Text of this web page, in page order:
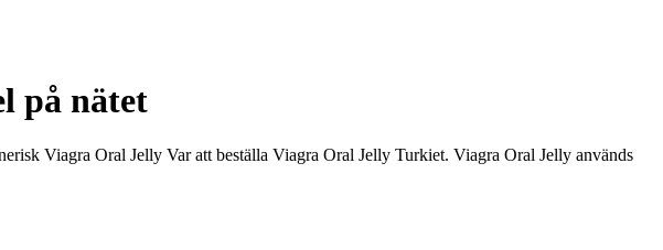
på nätet
Viagra Oral Jelly Var att beställa Viagra Oral Jelly Turkiet. Viagra Oral Jelly används